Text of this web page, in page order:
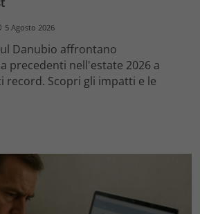
5 Agosto 2026
Danubio affrontano
precedenti nell'estate 2026 a
record. Scopri gli impatti e le